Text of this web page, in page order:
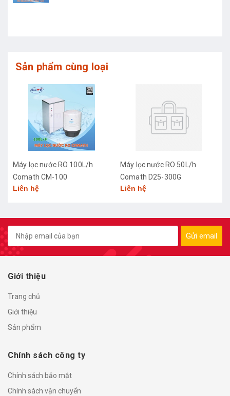
Sản phẩm cùng loại
Máy lọc nước RO 100L/h
Comath CM-100
Liên hệ
Máy lọc nước RO 50L/h
Comath D25-300G
Liên hệ
Gửi email
Giới thiệu
Trang chủ
Giới thiệu
Sản phẩm
Chính sách công ty
Chính sách bảo mật
Chính sách vận chuyển